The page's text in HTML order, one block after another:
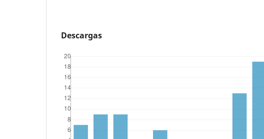
Descargas